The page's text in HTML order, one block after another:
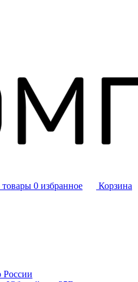
0 избранное
Корзина
России